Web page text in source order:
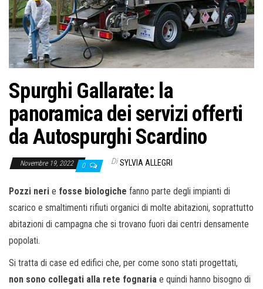
n
e
Spurghi Gallarate: la
panoramica dei servizi offerti
da Autospurghi Scardino
Novembre 19, 2022 0 Di SYLVIA ALLEGRI
Pozzi neri e fosse biologiche fanno parte degli impianti di
scarico e smaltimenti rifiuti organici di molte abitazioni, soprattutto
abitazioni di campagna che si trovano fuori dai centri densamente
popolati.
Si tratta di case ed edifici che, per come sono stati progettati,
non sono collegati alla rete fognaria e quindi hanno bisogno di